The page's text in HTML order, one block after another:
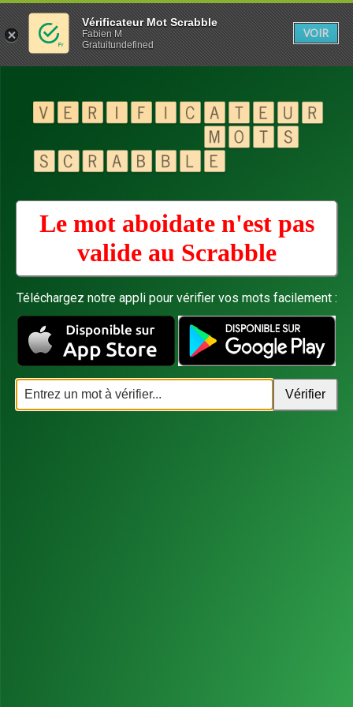
Le mot aboidate n'est pas
valide au Scrabble
Téléchargez notre appli pour vérifier vos mots facilement :
Vérificateur Mot Scrabble
Fabien M
Gratuitundefined
VOIR